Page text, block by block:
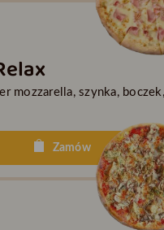
mozzarella, szynka, boczek,
Zamów